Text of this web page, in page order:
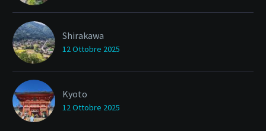
Shirakawa
12 Ottobre 2025
Kyoto
12 Ottobre 2025